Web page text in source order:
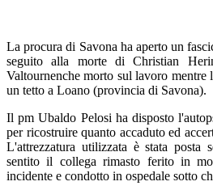
La procura di Savona ha aperto un
seguito alla morte di Christian
Valtournenche morto sul lavoro mentre
un tetto a Loano (provincia di Savona).
Il pm Ubaldo Pelosi ha disposto
per ricostruire quanto accaduto ed
L'attrezzatura utilizzata è stata posta
sentito il collega rimasto ferito in
incidente e condotto in ospedale sotto